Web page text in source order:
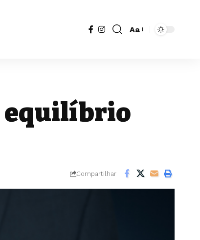
Redimensionador
Aa
equilíbrio
Compartilhar